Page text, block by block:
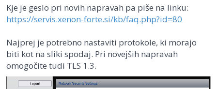
Kje je geslo pri novih napravah pa piše na linku:
https://servis.xenon-forte.si/kb/faq.php?id=80
Najprej je potrebno nastaviti protokole, ki morajo
biti kot na sliki spodaj. Pri novejših napravah
omogočite tudi TLS 1.3.